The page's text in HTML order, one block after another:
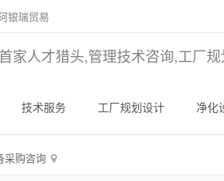
银瑞贸易
家人才猎头,管理技术咨询,工厂
技术服务 工厂规划设计 净化
采购咨询